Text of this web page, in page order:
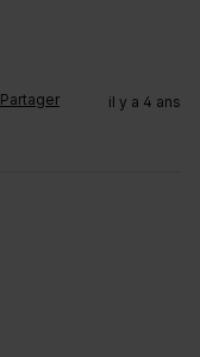
Partager il y a 4 ans